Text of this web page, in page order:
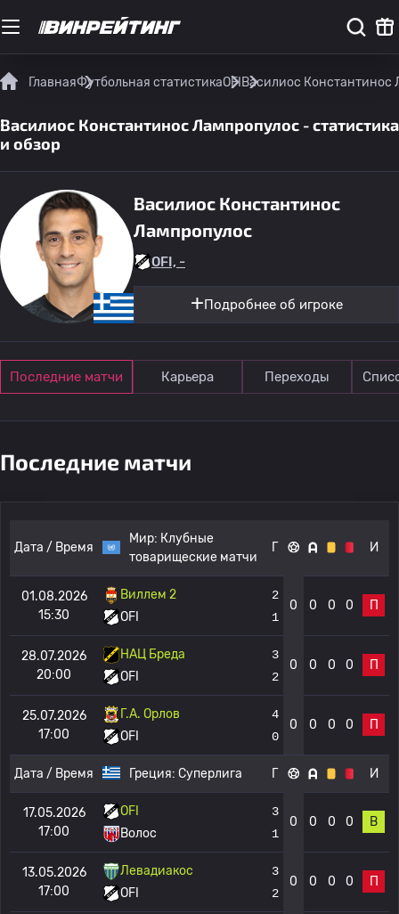
ГлавнаяФутбольная статистикаOFI Василиос Константинос
Василиос Константинос Лампропулос - статистика
и обзор
Василиос Константинос
Лампропулос
OFI, -
Подробнее об игроке
Последние матчи Карьера Переходы
Последние матчи
Дата / Время
Мир: Клубные
товарищеские матчи
Г И
01.08.2026
15:30
Виллем 2
OFI
2
1
0 0 0 0 П
28.07.2026
20:00
НАЦ Бреда
OFI
3
2
0 0 0 0 П
25.07.2026
17:00
Г.А. Орлов
OFI
4
0
0 0 0 0 П
Дата / Время Греция: Суперлига Г И
17.05.2026
17:00
OFI
Волос
3
1
0 0 0 0 В
13.05.2026
17:00
Левадиакос
OFI
3
2
0 0 0 0 П